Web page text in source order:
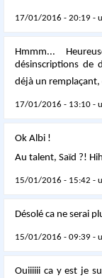
17/01/2016 - 20:19 -
Hmmm...
désinscriptions de
déjà un
17/01/2016 - 13:10 -
Ok Albi !
Au talent, Saïd ?!
15/01/2016 - 15:42 -
Désolé ca ne serai
15/01/2016 - 09:39 -
Ouiiiiii ca y est je